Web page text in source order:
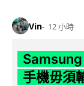
Vin 12 小時
手機毋須